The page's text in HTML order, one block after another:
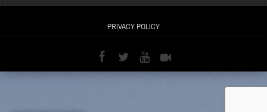
PRIVACY POLICY